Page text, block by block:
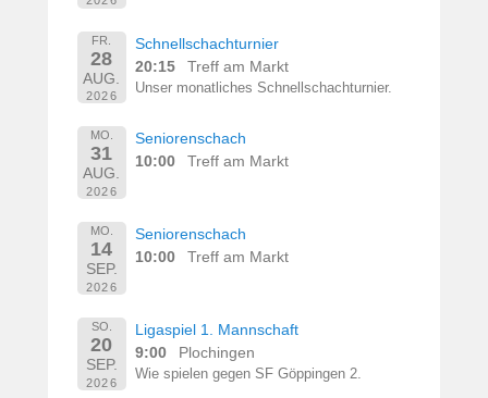
FR.
28
AUG.
2026
Schnellschachturnier
20:15
Treff am Markt
Unser monatliches Schnellschachturnier.
MO.
31
AUG.
2026
Seniorenschach
10:00
Treff am Markt
MO.
14
SEP.
2026
Seniorenschach
10:00
Treff am Markt
SO.
20
SEP.
2026
Ligaspiel 1. Mannschaft
9:00
Plochingen
Wie spielen gegen SF Göppingen 2.